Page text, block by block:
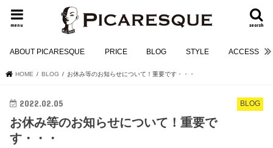
search
menu
ABOUT PICARESQUE PRICE BLOG STYLE ACCESS
HOME BLOG お休み等のお知らせについて！重要です・・・
BLOG
2022.02.05
お休み等のお知らせについて！重要で
す・・・